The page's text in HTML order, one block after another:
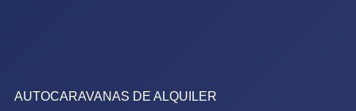
AUTOCARAVANAS DE ALQUILER